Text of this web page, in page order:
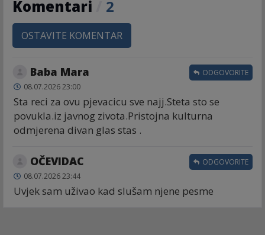
Komentari 2
OSTAVITE KOMENTAR
Baba Mara
08.07.2026 23:00
Sta reci za ovu pjevacicu sve najj.Steta sto se
povukla.iz javnog zivota.Pristojna kulturna
odmjerena divan glas stas .
ODGOVORITE
OČEVIDAC
08.07.2026 23:44
Uvjek sam uživao kad slušam njene pesme
ODGOVORITE